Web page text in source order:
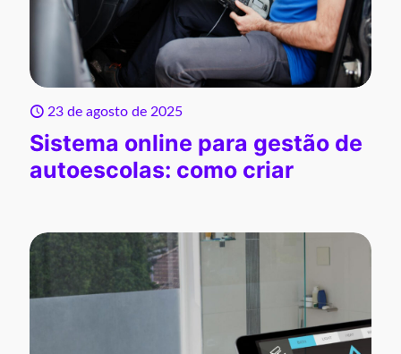
23 de agosto de 2025
Sistema online para gestão de
autoescolas: como criar